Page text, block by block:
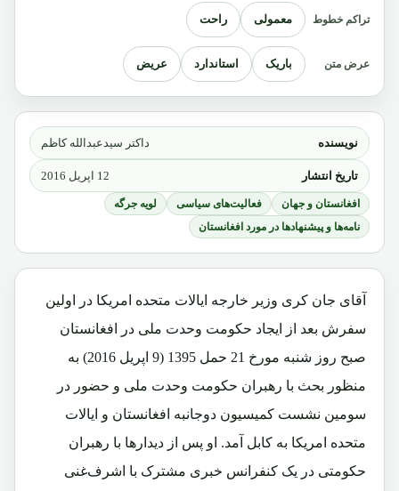
نویسنده داکتر سیدعبدالله کاظم
تاریخ انتشار 12 اپریل 2016
افغانستان و جهان فعالیت‌های سیاسی
لویه جرگه
نامه‌ها و پیشنهادها در مورد افغانستان
آقای جان کری وزیر خارجه ایالات متحده امریکا در اولین
سفرش بعد از ایجاد حکومت وحدت ملی در افغانستان
صبح روز شنبه مورخ 21 حمل 1395 (9 اپریل 2016) به
منظور بحث با رهبران حکومت وحدت ملی و حضور در
سومین نشست کمیسیون دوجانبه افغانستان و ایالات
متحده امریکا به کابل آمد. او پس از دیدارها با رهبران
حکومتی در یک کنفرانس خبری مشترک با اشرف‌غنی
تراکم خطوط معمولی راحت
عرض متن باریک استاندارد عریض